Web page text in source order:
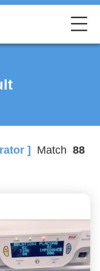
] Match 88